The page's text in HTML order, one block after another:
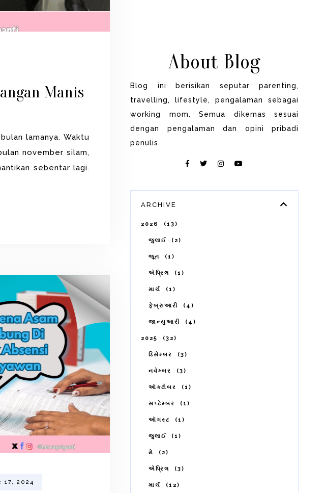
Manis
lamanya. Waktu
november silam,
sebentar lagi.
17, 2024
About Blog
Blog ini berisikan seputar parenting,
travelling, lifestyle, pengalaman sebagai
working mom. Semua dikemas sesuai
dengan pengalaman dan opini pribadi
penulis.
ARCHIVE
2026 13
જુલાઈ 2
જૂન 1
એપ્રિલ 1
માર્ચ 1
ફેબ્રુઆરી 4
જાન્યુઆરી 4
2025 32
ડિસેમ્બર 3
નવેમ્બર 3
ઑક્ટોબર 1
સપ્ટેમ્બર 1
ઑગસ્ટ 1
જુલાઈ 1
મે 2
એપ્રિલ 3
માર્ચ 12